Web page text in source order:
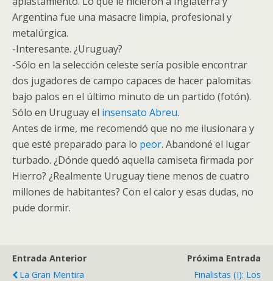
Argentina fue una masacre limpia, profesional y
metalúrgica.
-Interesante. ¿Uruguay?
-Sólo en la selección celeste sería posible encontrar
dos jugadores de campo capaces de hacer palomitas
bajo palos en el último minuto de un partido (fotón).
Sólo en Uruguay el insensato Abreu.
Antes de irme, me recomendó que no me ilusionara y
que esté preparado para lo peor. Abandoné el lugar
turbado. ¿Dónde quedó aquella camiseta firmada por
Hierro? ¿Realmente Uruguay tiene menos de cuatro
millones de habitantes? Con el calor y esas dudas, no
pude dormir.
Entrada Anterior
La Gran Mentira
Próxima Entrada
Finalistas (I): Los